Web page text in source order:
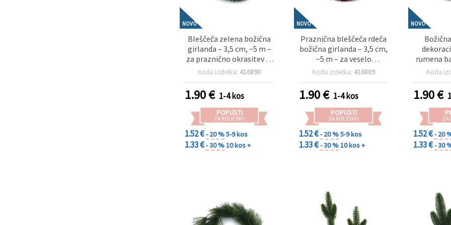
NOVO
Bleščeča zelena božična
girlanda – 3,5 cm, ~5 m –
za praznično okrasitev in
dekoracijo božične jelke
materiali)
Koda izdelka: 416890
1.90€ 1-4 kos
POPUSTI
ZA KOLIČINO
1.52 €- 20 %5-9 kos
1.33 €- 30 %10 kos +
NOVO
Praznična bleščeča rdeča
božična girlanda – 3,5 cm,
~5 m – za veselo
praznično okrasitev in
Koda izdelka: 416889
1.90€ 1-4 kos
POPUSTI
ZA KOLIČINO
1.52 €- 20 %5-9 kos
1.33 €- 30 %10 kos +
NOVO
rumena
m –Koda
1.90€
ZA
1.52 €- 20
1.33 €- 30